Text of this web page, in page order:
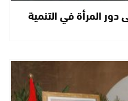
المرأة في التنمية